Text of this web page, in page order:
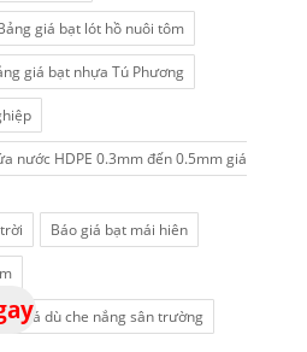
giá bạt lót hồ nuôi tôm
giá bạt nhựa Tú Phương
nước HDPE 0.3mm đến 0.5mm giá
Báo giá bạt mái hiên
giá dù che nắng sân trường